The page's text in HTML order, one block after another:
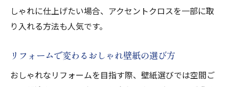
しゃれに仕上げたい場合、アクセントクロスを一部に取
り入れる方法も人気です。
リフォームで変わるおしゃれ壁紙の選び方
おしゃれなリフォームを目指す際、壁紙選びでは空間ご